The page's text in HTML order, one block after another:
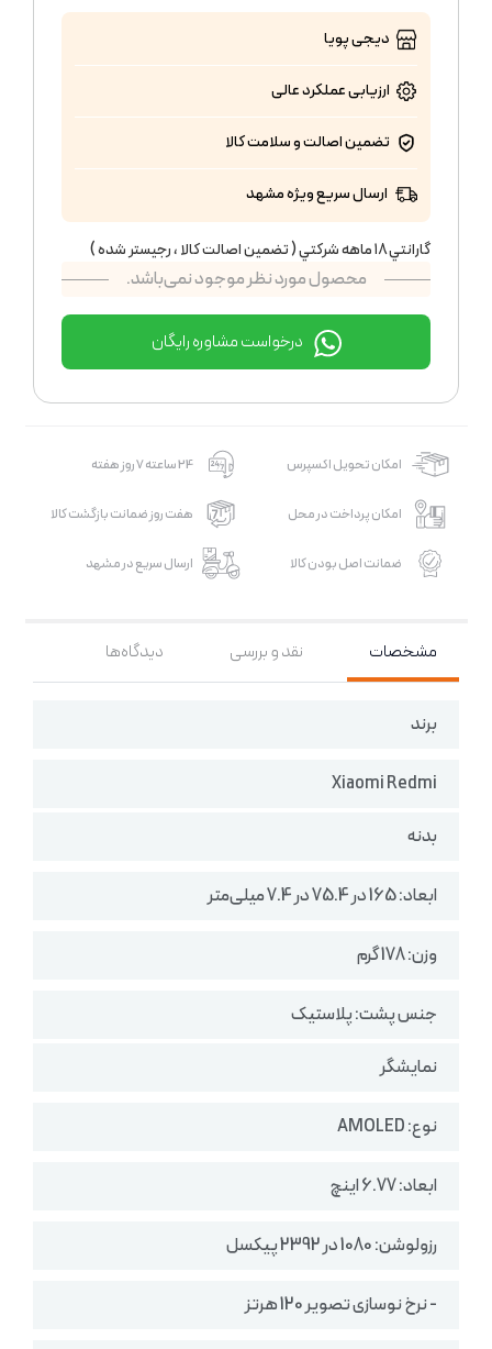
دیجی پویا
ارزیابی عملکردعالی
تضمین اصالت و سلامت کالا
ارسال سریع ویژه مشهد
گارانتي ١٨ ماهه شركتي ( تضمين اصالت كالا ، رجيستر شده )
محصول مورد نظر موجود نمی‌باشد.
درخواست مشاوره رایگان
امکان تحویل اکسپرس 24 ساعته 7 روز هفته
امکان پرداخت در محل هفت روز ضمانت بازگشت کالا
ضمانت اصل بودن کالا ارسال سریع در مشهد
مشخصات نقد و بررسی دیدگاه‌ها
برند
Xiaomi Redmi
بدنه
ابعاد: 165 در 75.4 در 7.4 میلی‌متر
وزن: 178 گرم
جنس پشت: پلاستیک
نمایشگر
نوع: AMOLED
ابعاد: 6.77 اینچ
رزولوشن: 1080 در 2392 پیکسل
- نرخ نوسازی تصویر 120 هرتز